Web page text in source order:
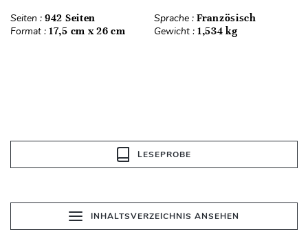
Seiten : 942 Seiten Sprache : Französisch
Format : 17,5 cm x 26 cm Gewicht : 1,534 kg
LESEPROBE
INHALTSVERZEICHNIS ANSEHEN